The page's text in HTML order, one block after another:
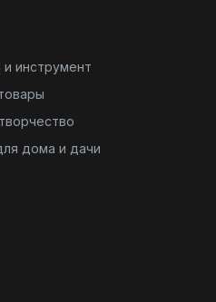
инструмент
дома и дачи